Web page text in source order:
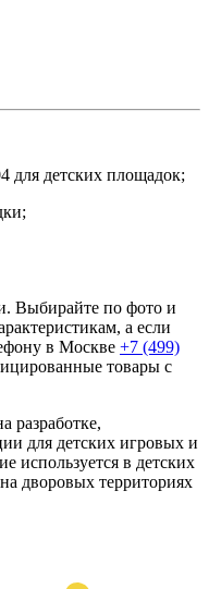
для детских площадок;
Выбирайте по фото и
а если
в Москве +7 (499)
товары с
разработке,
для детских игровых и
используется в детских
дворовых территориях